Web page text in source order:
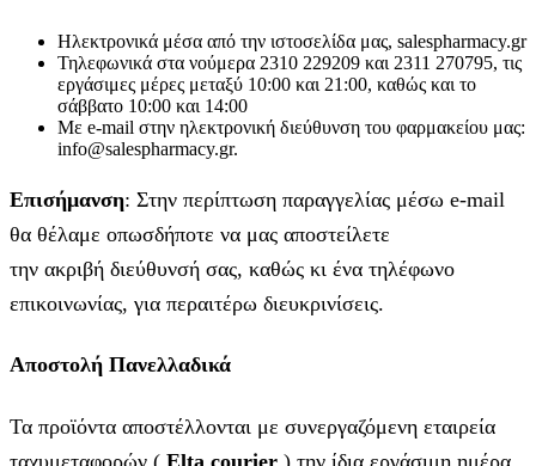
Ηλεκτρονικά μέσα από την ιστοσελίδα μας, salespharmacy.gr
Τηλεφωνικά στα νούμερα 2310 229209 και 2311 270795, τις
εργάσιμες μέρες μεταξύ 10:00 και 21:00, καθώς και το
σάββατο 10:00 και 14:00
Με e-mail στην ηλεκτρονική διεύθυνση του φαρμακείου μας:
info@salespharmacy.gr.
Επισήμανση: Στην περίπτωση παραγγελίας μέσω e-mail
θα θέλαμε οπωσδήποτε να μας αποστείλετε
την ακριβή διεύθυνσή σας, καθώς κι ένα τηλέφωνο
επικοινωνίας, για περαιτέρω διευκρινίσεις.
Αποστολή Πανελλαδικά
Τα προϊόντα αποστέλλονται με συνεργαζόμενη εταιρεία